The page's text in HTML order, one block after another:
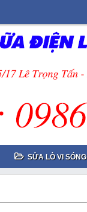
SỬA LÒ VI SÓNG